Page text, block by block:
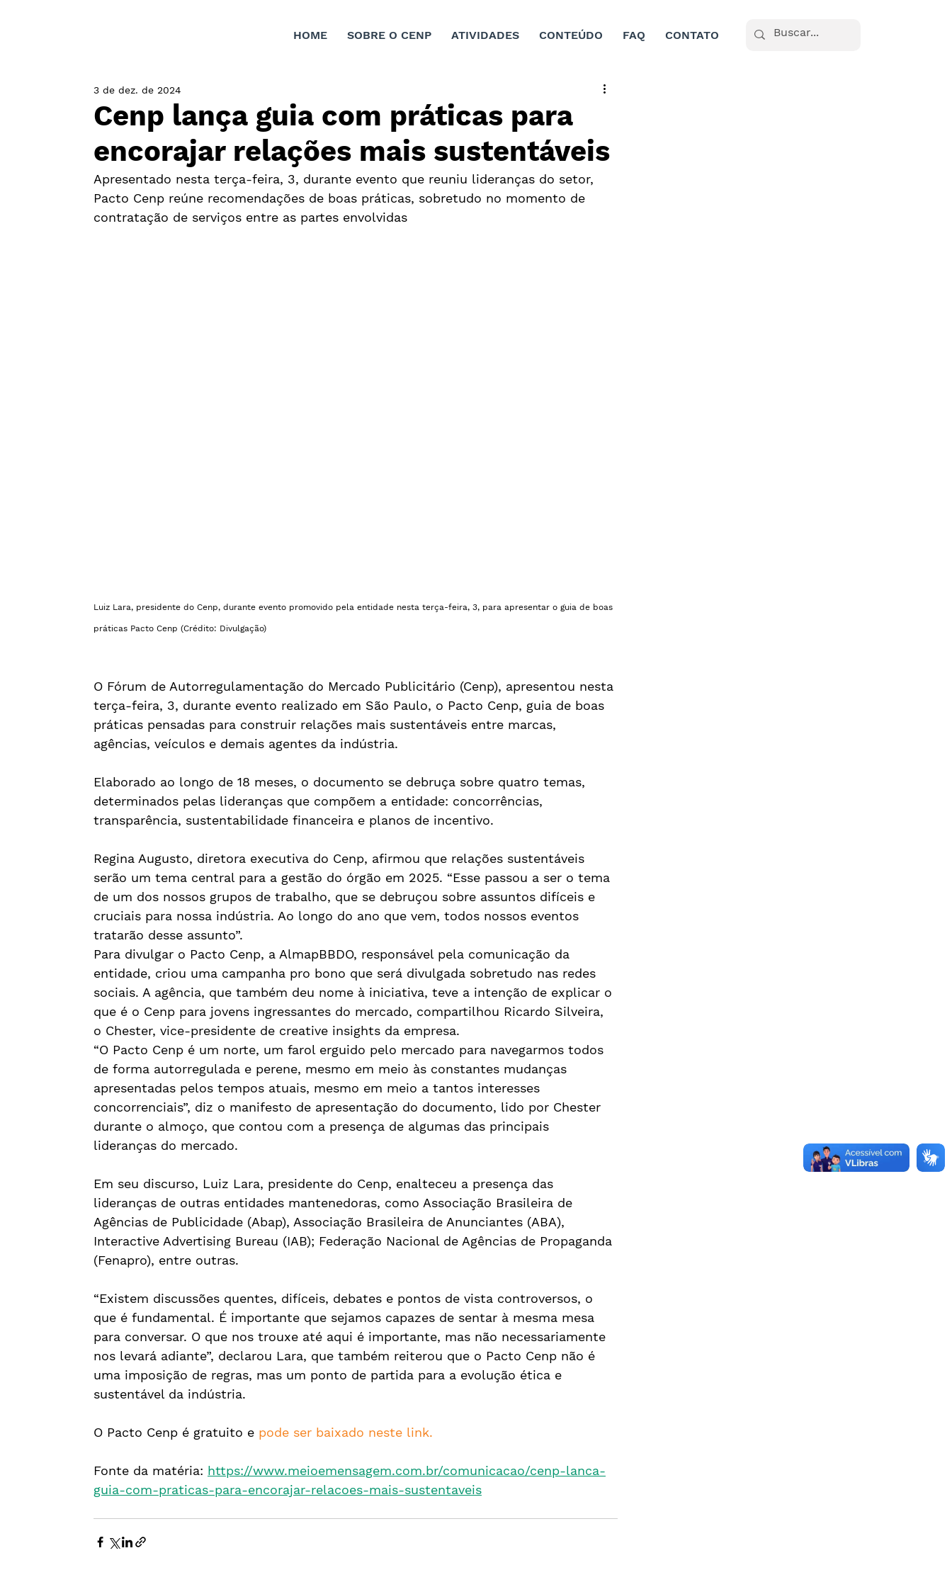
HOME SOBRE O CENP ATIVIDADES CONTEÚDO FAQ CONTATO
Cenp lança guia com práticas para
encorajar relações mais sustentáveis
3 de dez. de 2024
Apresentado nesta terça-feira, 3, durante evento que reuniu lideranças do setor,
Pacto Cenp reúne recomendações de boas práticas, sobretudo no momento de
contratação de serviços entre as partes envolvidas
Luiz Lara, presidente do Cenp, durante evento promovido pela entidade nesta terça-feira, 3, para apresentar o guia de boas
práticas Pacto Cenp (Crédito: Divulgação)
O Fórum de Autorregulamentação do Mercado Publicitário (Cenp), apresentou nesta
terça-feira, 3, durante evento realizado em São Paulo, o Pacto Cenp, guia de boas
práticas pensadas para construir relações mais sustentáveis entre marcas,
agências, veículos e demais agentes da indústria.
Elaborado ao longo de 18 meses, o documento se debruça sobre quatro temas,
determinados pelas lideranças que compõem a entidade: concorrências,
transparência, sustentabilidade financeira e planos de incentivo.
Regina Augusto, diretora executiva do Cenp, afirmou que relações sustentáveis
serão um tema central para a gestão do órgão em 2025. “Esse passou a ser o tema
de um dos nossos grupos de trabalho, que se debruçou sobre assuntos difíceis e
cruciais para nossa indústria. Ao longo do ano que vem, todos nossos eventos
tratarão desse assunto”.
Para divulgar o Pacto Cenp, a AlmapBBDO, responsável pela comunicação da
entidade, criou uma campanha pro bono que será divulgada sobretudo nas redes
sociais. A agência, que também deu nome à iniciativa, teve a intenção de explicar o
que é o Cenp para jovens ingressantes do mercado, compartilhou Ricardo Silveira,
o Chester, vice-presidente de creative insights da empresa.
“O Pacto Cenp é um norte, um farol erguido pelo mercado para navegarmos todos
de forma autorregulada e perene, mesmo em meio às constantes mudanças
apresentadas pelos tempos atuais, mesmo em meio a tantos interesses
concorrenciais”, diz o manifesto de apresentação do documento, lido por Chester
durante o almoço, que contou com a presença de algumas das principais
lideranças do mercado.
Em seu discurso, Luiz Lara, presidente do Cenp, enalteceu a presença das
lideranças de outras entidades mantenedoras, como Associação Brasileira de
Agências de Publicidade (Abap), Associação Brasileira de Anunciantes (ABA),
Interactive Advertising Bureau (IAB); Federação Nacional de Agências de Propaganda
(Fenapro), entre outras.
“Existem discussões quentes, difíceis, debates e pontos de vista controversos, o
que é fundamental. É importante que sejamos capazes de sentar à mesma mesa
para conversar. O que nos trouxe até aqui é importante, mas não necessariamente
nos levará adiante”, declarou Lara, que também reiterou que o Pacto Cenp não é
uma imposição de regras, mas um ponto de partida para a evolução ética e
sustentável da indústria.
O Pacto Cenp é gratuito e pode ser baixado neste link.
Fonte da matéria: https://www.meioemensagem.com.br/comunicacao/cenp-lanca-
guia-com-praticas-para-encorajar-relacoes-mais-sustentaveis